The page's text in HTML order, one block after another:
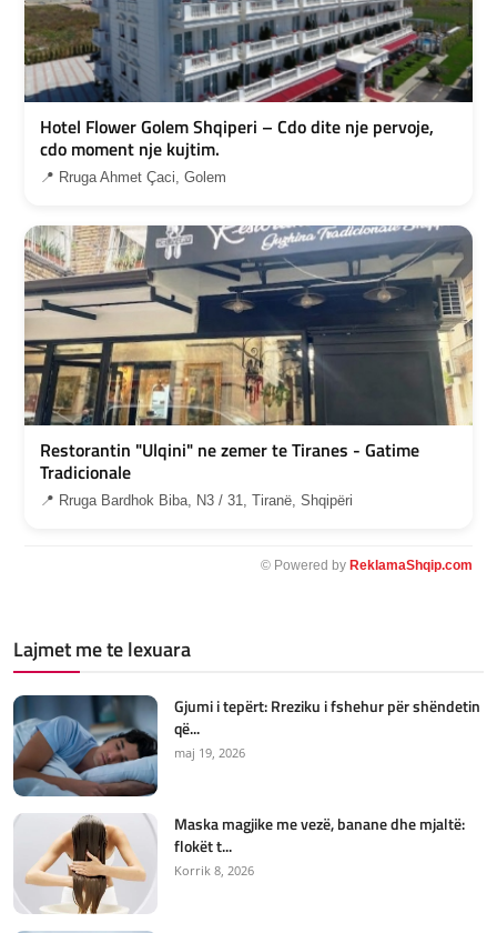
Hotel Flower Golem Shqiperi – Cdo dite nje pervoje,
cdo moment nje kujtim.
📍 Rruga Ahmet Çaci, Golem
Restorantin "Ulqini" ne zemer te Tiranes - Gatime
Tradicionale
📍 Rruga Bardhok Biba, N3 / 31, Tiranë, Shqipëri
© Powered by ReklamaShqip.com
Lajmet me te lexuara
Gjumi i tepërt: Rreziku i fshehur për shëndetin
që...
maj 19, 2026
Maska magjike me vezë, banane dhe mjaltë:
flokët t...
Korrik 8, 2026